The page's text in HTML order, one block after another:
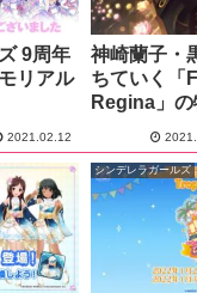
9周年
リアル
2021.02.12
神崎蘭子・
ちていく「
Regina」の
シンデレラガールズ